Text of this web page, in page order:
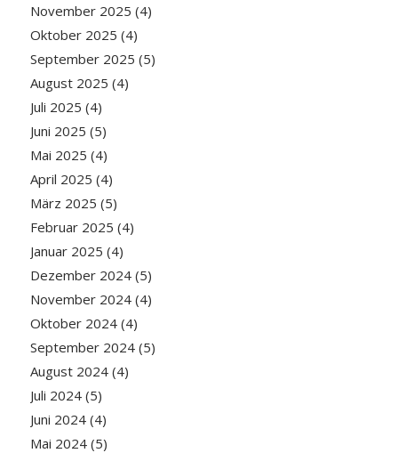
November 2025 (4)
Oktober 2025 (4)
September 2025 (5)
August 2025 (4)
Juli 2025 (4)
Juni 2025 (5)
Mai 2025 (4)
April 2025 (4)
März 2025 (5)
Februar 2025 (4)
Januar 2025 (4)
Dezember 2024(5)
November 2024(4)
Oktober 2024(4)
September 2024(5)
August 2024(4)
Juli 2024(5)
Juni 2024(4)
Mai 2024(5)